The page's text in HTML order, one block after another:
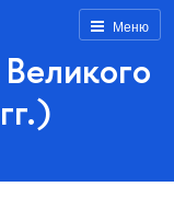
Меню